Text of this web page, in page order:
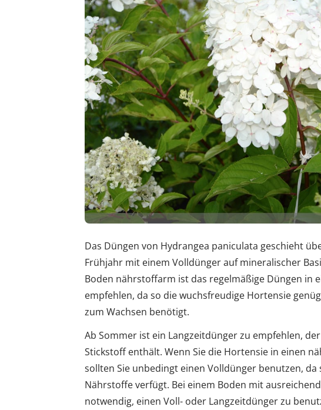
Das Düngen von Hydrangea paniculata geschieht
Frühjahr mit einem Volldünger auf mineralischer
Boden nährstoffarm ist das regelmäßige Düngen in
empfehlen, da so die wuchsfreudige Hortensie
zum Wachsen benötigt.
Ab Sommer ist ein Langzeitdünger zu empfehlen,
Stickstoff enthält. Wenn Sie die Hortensie in einen
sollten Sie unbedingt einen Volldünger benutzen,
Nährstoffe verfügt. Bei einem Boden mit
notwendig, einen Voll- oder Langzeitdünger zu